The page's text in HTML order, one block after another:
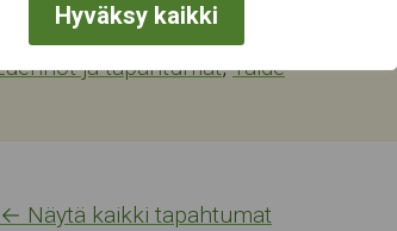
Hyväksy kaikki
ja tapahtumat,Taide
← Näytä kaikki tapahtumat